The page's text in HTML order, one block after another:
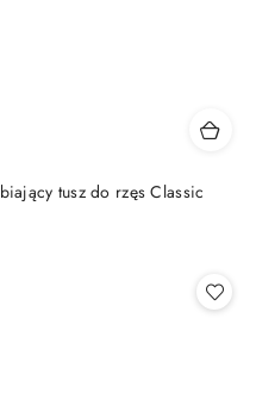
tusz do rzęs Classic